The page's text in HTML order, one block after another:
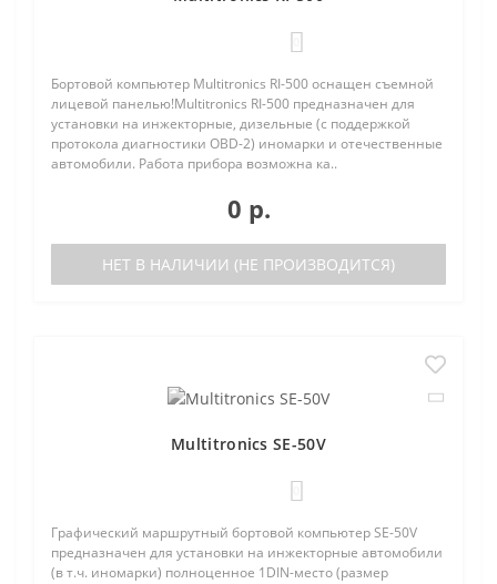
Бортовой компьютер Multitronics RI-500 оснащен съемной
лицевой панелью!Multitronics RI-500 предназначен для
установки на инжекторные, дизельные (с поддержкой
протокола диагностики OBD-2) иномарки и отечественные
автомобили. Работа прибора возможна ка..
0 р.
НЕТ В НАЛИЧИИ (НЕ ПРОИЗВОДИТСЯ)
Multitronics SE-50V
Графический маршрутный бортовой компьютер SE-50V
предназначен для установки на инжекторные автомобили
(в т.ч. иномарки) полноценное 1DIN-место (размер